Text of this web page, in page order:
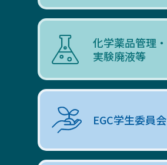
化学薬品管理・
実験廃液等
EGC学生委員会